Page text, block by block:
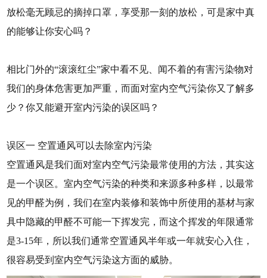
放松毫无顾忌的摘掉口罩，享受那一刻的放松，可是家中真
的能够让你安心吗？
相比门外的“滚滚红尘”家中看不见、闻不着的有害污染物对
我们的身体危害更加严重，而面对室内空气污染你又了解多
少？你又能避开室内污染的误区吗？
误区一 空置通风可以去除室内污染
空置通风是我们面对室内空气污染最常使用的方法，其实这
是一个误区。室内空气污染的种类和来源多种多样，以最常
见的甲醛为例，我们在室内装修和装饰中所使用的基材与家
具中隐藏的甲醛不可能一下挥发完，而这个挥发的年限通常
是3-15年，所以我们通常空置通风半年或一年就安心入住，
很容易受到室内空气污染这方面的威胁。